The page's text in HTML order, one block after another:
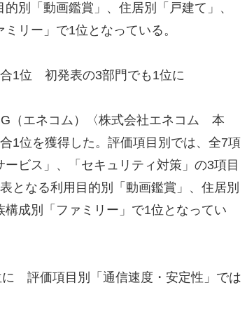
別「動画鑑賞」、住居別「戸建て」、
リー」で1位となっている。
1位 初発表の3部門でも1位に
（エネコム）〈株式会社エネコム 本
1位を獲得した。評価項目別では、全7項
ビス」、「セキュリティ対策」の3項目
となる利用目的別「動画鑑賞」、住居別
構成別「ファミリー」で1位となってい
評価項目別「通信速度・安定性」では